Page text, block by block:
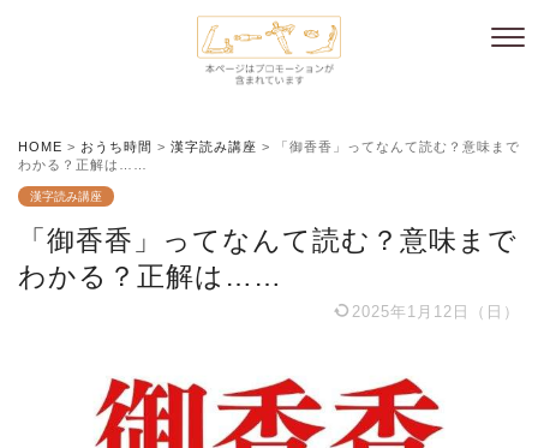
HOME > おうち時間 > 漢字読み講座 >
「御香香」ってなんて読む？意味まで
わかる？正解は……
漢字読み講座
「御香香」ってなんて読む？意味まで
わかる？正解は……
2025年1月12日（日）